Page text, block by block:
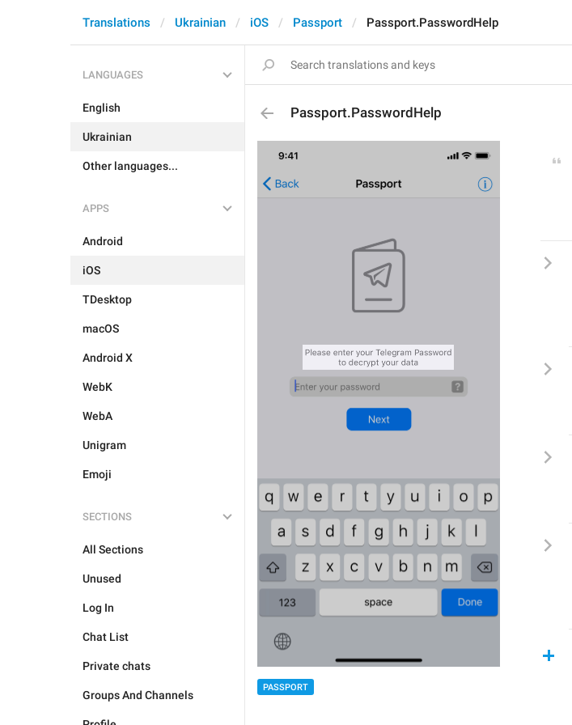
Translations Ukrainian iOS Passport Passport.PasswordHelp
LANGUAGES
English
Ukrainian
Other languages...
APPS
Android
iOS
TDesktop
macOS
Android X
WebK
WebA
Unigram
Emoji
SECTIONS
All Sections
Unused
Log In
Chat List
Private chats
Groups And Channels
Passport.PasswordHelp
PASSPORT